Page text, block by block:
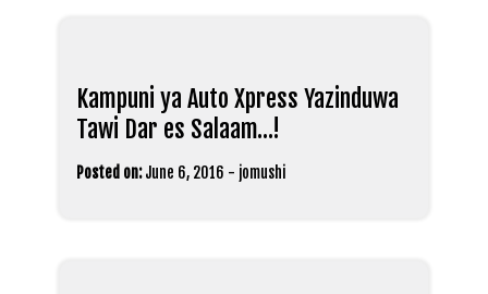
Kampuni ya Auto Xpress Yazinduwa
Tawi Dar es Salaam…!
Posted on: June 6, 2016 - jomushi